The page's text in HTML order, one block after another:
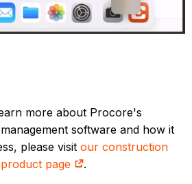
more about Procore's
software and how it
please visitour construction
page
.